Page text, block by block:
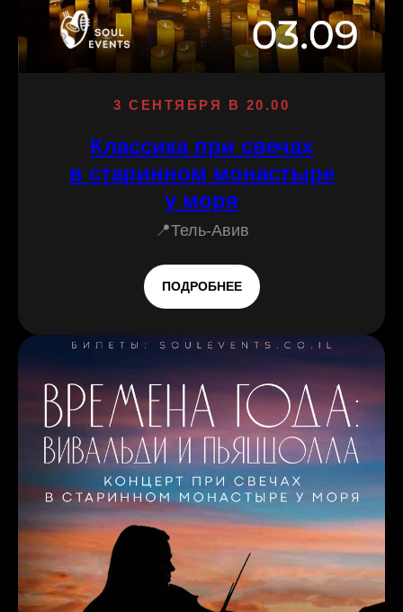
3 СЕНТЯБРЯ В 20.00
Классика при свечах
в старинном монастыре
у моря
📍Тель-Авив
ПОДРОБНЕЕ